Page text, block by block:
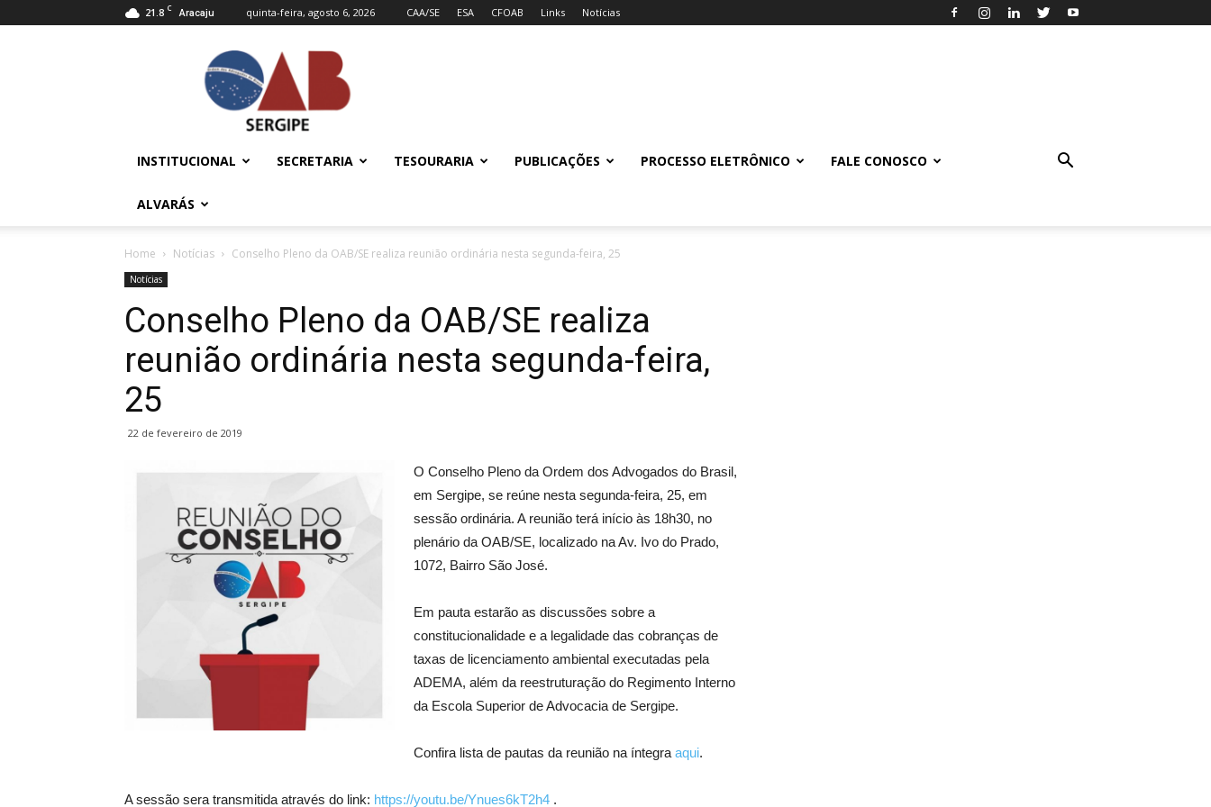
21.8 C Aracaju quinta-feira, agosto 6, 2026 CAA/SE ESA CFOAB Links Notícias
OAB/SE
Ordem
do
INSTITUCIONAL SECRETARIA TESOURARIA PUBLICAÇÕES PROCESSO ELETRÔNICO FALE CONOSCO
ALVARÁS
Home Notícias Conselho Pleno da OAB/SE realiza reunião ordinária nesta segunda-feira, 25
Notícias
Conselho Pleno da OAB/SE realiza
reunião ordinária nesta segunda-feira,
25
22 de fevereiro de 2019
O Conselho Pleno da Ordem dos Advogados do Brasil,
em Sergipe, se reúne nesta segunda-feira, 25, em
sessão ordinária. A reunião terá início às 18h30, no
plenário da OAB/SE, localizado na Av. Ivo do Prado,
1072, Bairro São José.
Em pauta estarão as discussões sobre a
constitucionalidade e a legalidade das cobranças de
taxas de licenciamento ambiental executadas pela
ADEMA, além da reestruturação do Regimento Interno
da Escola Superior de Advocacia de Sergipe.
Confira lista de pautas da reunião na íntegra aqui.
A sessão sera transmitida através do link: https://youtu.be/Ynues6kT2h4 .